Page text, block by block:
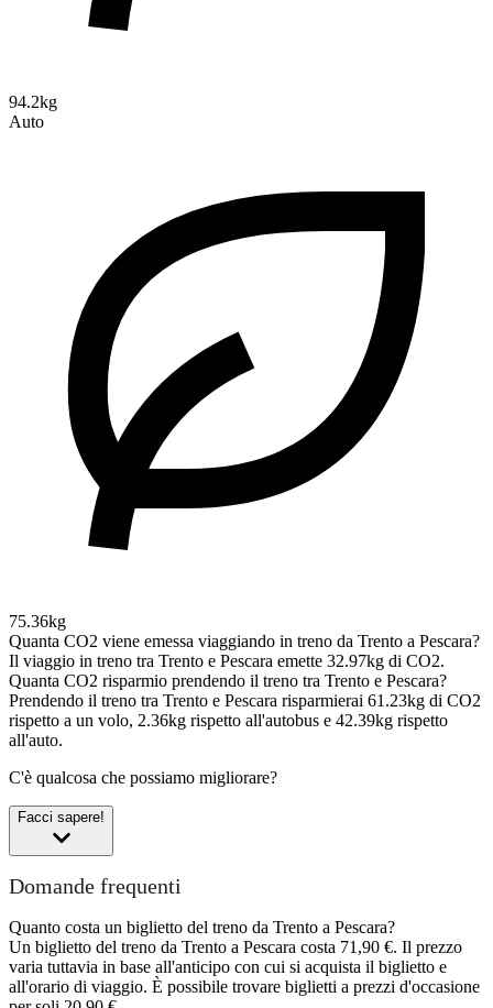
94.2kg
Auto
75.36kg
Quanta CO2 viene emessa viaggiando in treno da Trento a Pescara?
Il viaggio in treno tra Trento e Pescara emette 32.97kg di CO2.
Quanta CO2 risparmio prendendo il treno tra Trento e Pescara?
Prendendo il treno tra Trento e Pescara risparmierai 61.23kg di CO2
rispetto a un volo, 2.36kg rispetto all'autobus e 42.39kg rispetto
all'auto.
C'è qualcosa che possiamo migliorare?
Facci sapere!
Domande frequenti
Quanto costa un biglietto del treno da Trento a Pescara?
Un biglietto del treno da Trento a Pescara costa 71,90 €. Il prezzo
varia tuttavia in base all'anticipo con cui si acquista il biglietto e
all'orario di viaggio. È possibile trovare biglietti a prezzi d'occasione